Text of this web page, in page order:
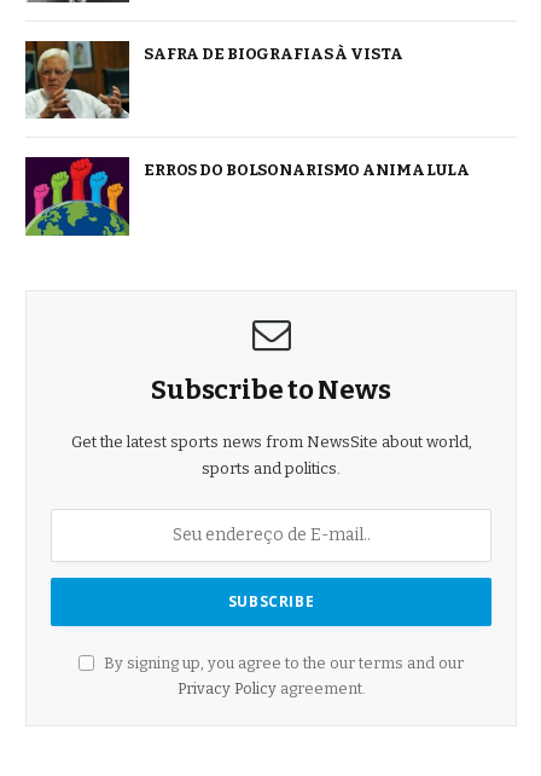
SAFRA DE BIOGRAFIAS À VISTA
ERROS DO BOLSONARISMO ANIMA LULA
Subscribe to News
Get the latest sports news from NewsSite about world,
sports and politics.
By signing up, you agree to the our terms and our
Privacy Policyagreement.